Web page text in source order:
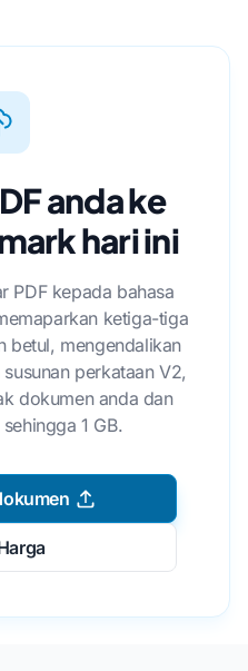
anda ke
hari ini
PDF kepada bahasa
ketiga-tiga
betul, mengendalikan
perkataan V2,
dokumen anda dan
1 GB.